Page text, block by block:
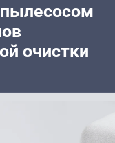
очистки